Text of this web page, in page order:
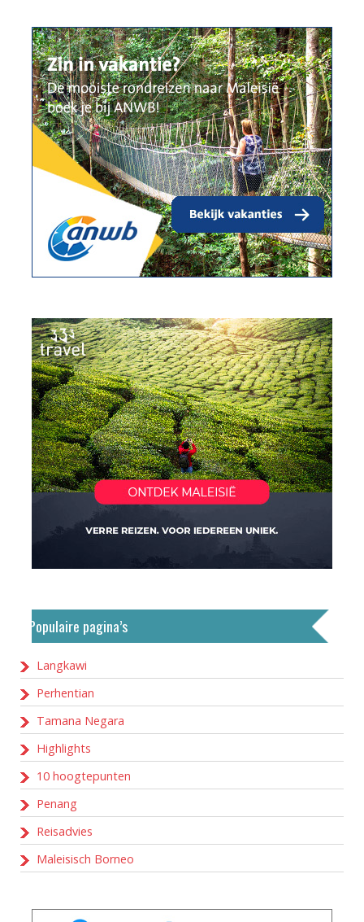
Populaire pagina’s
Langkawi
Perhentian
Tamana Negara
Highlights
10 hoogtepunten
Penang
Reisadvies
Maleisisch Borneo